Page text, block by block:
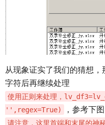
从现象证实了我们的猜想
字符后再继续处理
使用正则来处理，
'',regex=True)
，参考下图
请注意，这里首端和末尾的神